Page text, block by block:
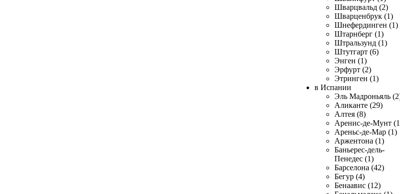
Шварцвальд (2)
Шварценбрук (1)
Шнефердинген (1)
Штарнберг (1)
Штральзунд (1)
Штутгарт (6)
Энген (1)
Эрфурт (2)
Этринген (1)
в Испании
Эль Мадроньяль
Аликанте (29)
Алтея (8)
Аренис-де-Мунт
Ареньс-де-Мар (1)
Аржентона (1)
Баньерес-дель-
Пенедес (1)
Барселона (42)
Бегур (4)
Бенаавис (12)